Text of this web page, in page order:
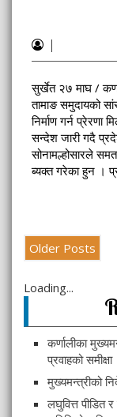
सुर्खेत २७ माघ /
तामाङ समुदायको
निर्माण गर्न
सन्देश जारी गदै
सोनामल्होसारले
ब्यक्त गरेका हुन ।
Older Posts
Loading...
कर्णालीका
प्रवाहको समीक्षा
मुख्यमन्त्रीको
लघुवित्त पीडित